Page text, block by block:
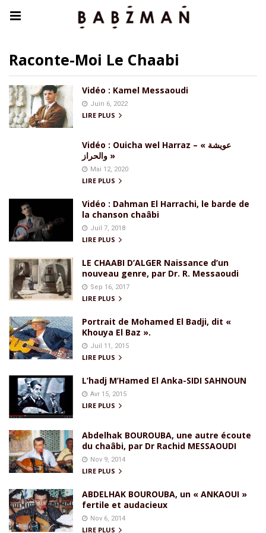
Raconte-Moi Le Chaabi
Vidéo : Kamel Messaoudi
Juin 6, 2022
LIRE PLUS
Vidéo : Ouicha wel Harraz – « عويشة
والحراز »
Mai 12, 2020
LIRE PLUS
Vidéo : Dahman El Harrachi, le barde de
la chanson chaâbi
Juil 7, 2018
LIRE PLUS
LE CHAABI D’ALGER Naissance d’un
nouveau genre, par Dr. R. Messaoudi
Sep 16, 2017
LIRE PLUS
Portrait de Mohamed El Badji, dit «
Khouya El Baz ».
Juil 11, 2015
LIRE PLUS
L’hadj M’Hamed El Anka-SIDI SAHNOUN
Avr 15, 2015
LIRE PLUS
Abdelhak BOUROUBA, une autre écoute
du chaâbi, par Dr Rachid MESSAOUDI
Nov 9, 2014
LIRE PLUS
ABDELHAK BOUROUBA, un « ANKAOUI »
fertile et audacieux
Nov 6, 2014
LIRE PLUS